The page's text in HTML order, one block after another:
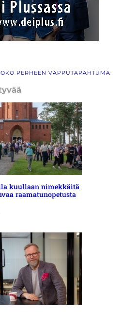
PERHEEN VAPPUTAPAHTUMA
kuullaan nimekkäitä
raamatunopetusta